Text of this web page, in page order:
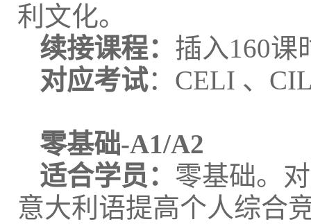
利文化。
续接课程： 插入160课
对应考试：CELI 、
零基础-A1/A2
适合学员： 零基础。
意大利语提高个人综合